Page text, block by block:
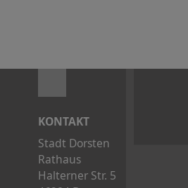
KONTAKT
Stadt Dorsten
Rathaus
Halterner Str. 5